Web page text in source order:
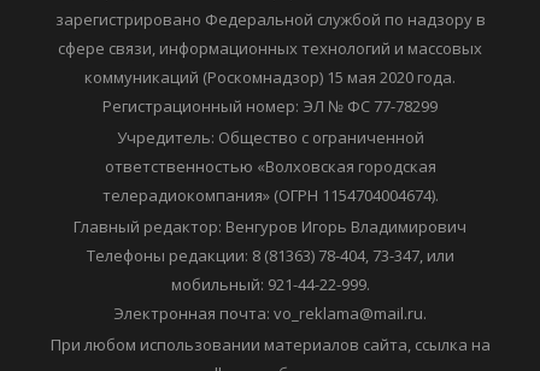
6+ Средство массовой информации "ПРО ВОЛХОВ"
зарегистрировано Федеральной службой по надзору в
сфере связи, информационных технологий и массовых
коммуникаций (Роскомнадзор) 15 мая 2020 года.
Регистрационный номер: ЭЛ № ФС 77-78299
Учредитель: Общество с ограниченной
ответственностью «Волховская городская
телерадиокомпания» (ОГРН 1154704004674).
Главный редактор: Венгуров Игорь Владимирович
Телефоны редакции: 8 (81363) 78-404, 73-347, или
Электронная почта: vo_reklama@mail.ru.